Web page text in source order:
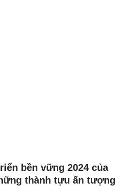
bền vững 2024 của
thành tựu ấn tượng